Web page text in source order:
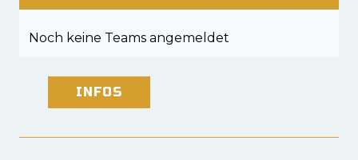
Noch keine Teams angemeldet
INFOS